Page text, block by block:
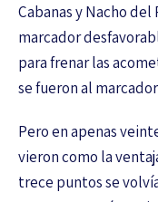
Cabanas y Nacho
marcador
para frenar las
se fueron al
Pero en apenas
vieron como la
trece puntos se